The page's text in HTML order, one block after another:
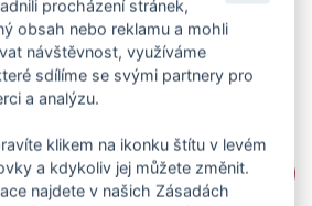
procházení stránek,
obsah nebo reklamu a mohli
návštěvnost, využíváme
sdílíme se svými partnery pro
a analýzu.
klikem na ikonku štítu v levém
a kdykoliv jej můžete změnit.
najdete v našich Zásadách